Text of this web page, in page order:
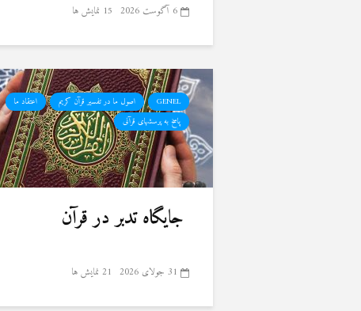
6 آگوست 2026 15 نمایش ها
GENEL اصول ما در تفسیر قرآن کریم
اعتقاد ما
پاسخ به پرسشهای قرآنی
جایگاه تدبر در قرآن
31 جولای 2026 21 نمایش ها